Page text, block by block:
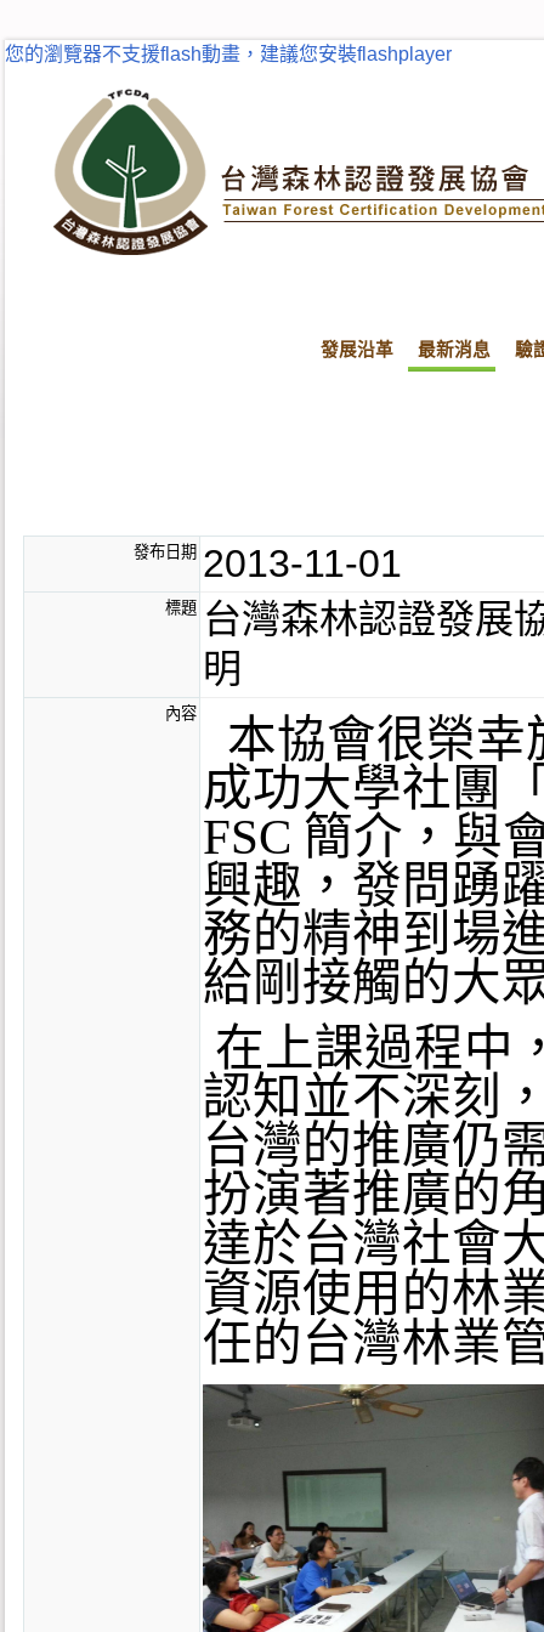
您的瀏覽器不支援flash動畫，建議您安裝flashplayer
發展沿革 最新消息 驗
發布日期 2013-11-01
標題 台灣森林認證發展
明
內容
本協會很榮幸
成功大學社團
FSC 簡介，與
興趣，發問踴
務的精神到場
給剛接觸的大
在上課過程中
認知並不深刻
台灣的推廣仍
扮演著推廣的
達於台灣社會
資源使用的林
任的台灣林業